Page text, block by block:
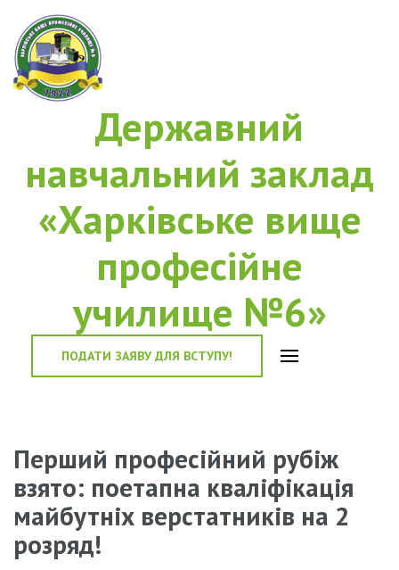
Державний
навчальний заклад
«Харківське вище
професійне
училище №6»
ПОДАТИ ЗАЯВУ ДЛЯ ВСТУПУ!
Перший професійний рубіж
взято: поетапна кваліфікація
майбутніх верстатників на 2
розряд!